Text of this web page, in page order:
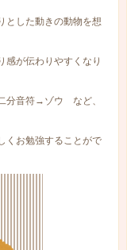
とした動きの動物を想
感が伝わりやすくなり
分音符→ゾウ など、
くお勉強することがで